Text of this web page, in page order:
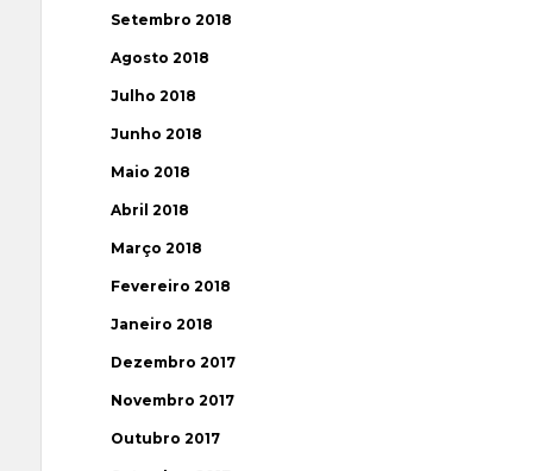
Setembro 2018
Agosto 2018
Julho 2018
Junho 2018
Maio 2018
Abril 2018
Março 2018
Fevereiro 2018
Janeiro 2018
Dezembro 2017
Novembro 2017
Outubro 2017